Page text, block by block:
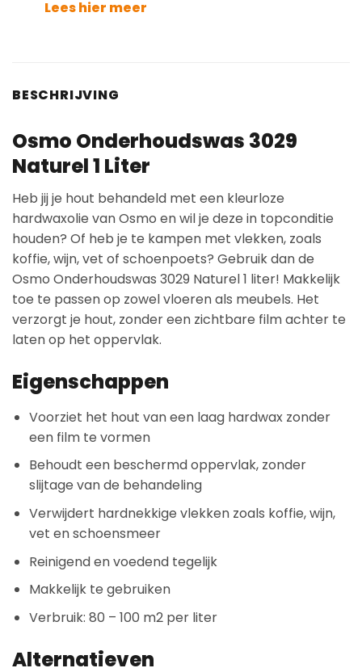
Lees hier meer
BESCHRIJVING
Osmo Onderhoudswas 3029
Naturel 1 Liter
Heb jij je hout behandeld met een kleurloze
hardwaxolie van Osmo en wil je deze in topconditie
houden? Of heb je te kampen met vlekken, zoals
koffie, wijn, vet of schoenpoets? Gebruik dan de
Osmo Onderhoudswas 3029 Naturel 1 liter! Makkelijk
toe te passen op zowel vloeren als meubels. Het
verzorgt je hout, zonder een zichtbare film achter te
laten op het oppervlak.
Eigenschappen
Voorziet het hout van een laag hardwax zonder
een film te vormen
Behoudt een beschermd oppervlak, zonder
slijtage van de behandeling
Verwijdert hardnekkige vlekken zoals koffie, wijn,
vet en schoensmeer
Reinigend en voedend tegelijk
Makkelijk te gebruiken
Verbruik: 80 – 100 m2 per liter
Alternatieven